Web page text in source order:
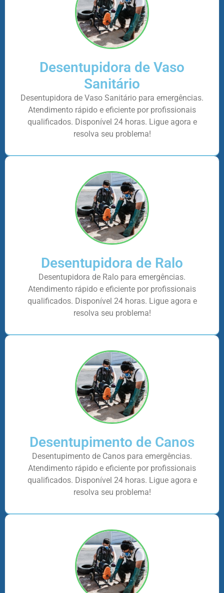
Desentupidora de Vaso
Sanitário
Desentupidora de Vaso Sanitário para emergências.
Atendimento rápido e eficiente por profissionais
qualificados. Disponível 24 horas. Ligue agora e
resolva seu problema!
Desentupidora de Ralo
Desentupidora de Ralo para emergências.
Atendimento rápido e eficiente por profissionais
qualificados. Disponível 24 horas. Ligue agora e
resolva seu problema!
Desentupimento de Canos
Desentupimento de Canos para emergências.
Atendimento rápido e eficiente por profissionais
qualificados. Disponível 24 horas. Ligue agora e
resolva seu problema!